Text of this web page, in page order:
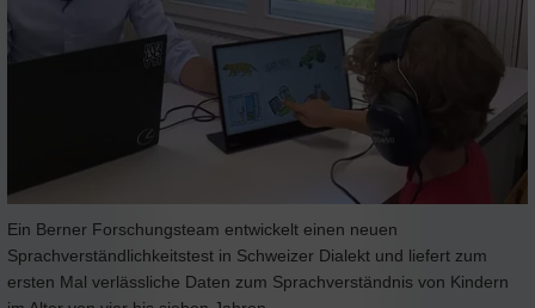
Ein Berner Forschungsteam entwickelt einen neuen
Sprachverständlichkeitstest in Schweizer Dialekt und liefert zum
ersten Mal verlässliche Daten zum Sprachverständnis von Kindern